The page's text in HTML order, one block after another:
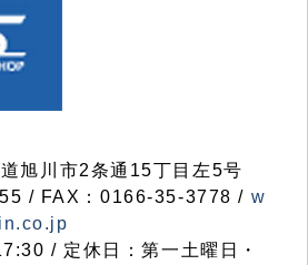
旭川市2条通15丁目左5号
/ FAX：0166-35-3778 / w
/ 定休日：第一土曜日・